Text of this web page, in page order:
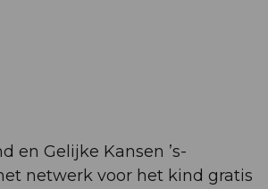
en Gelijke Kansen ’s-
netwerk voor het kind gratis